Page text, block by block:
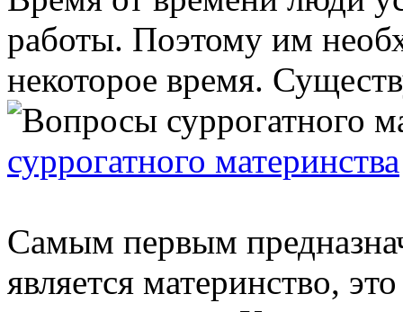
работы. Поэтому им
некоторое время.
суррогатного материнства
Самым первым
является материнство,